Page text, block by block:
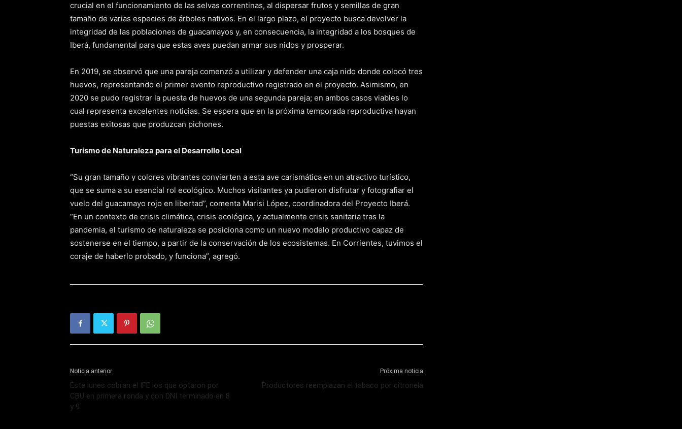
crucial en el funcionamiento de las selvas correntinas, al dispersar frutos y semillas de gran
tamaño de varias especies de árboles nativos. En el largo plazo, el proyecto busca devolver la
integridad de las poblaciones de guacamayos y, en consecuencia, la integridad a los bosques de
Iberá, fundamental para que estas aves puedan armar sus nidos y prosperar.
En 2019, se observó que una pareja comenzó a utilizar y defender una caja nido donde colocó tres
huevos, representando el primer evento reproductivo registrado en el proyecto. Asimismo, en
2020 se pudo registrar la puesta de huevos de una segunda pareja; en ambos casos viables lo
cual representa excelentes noticias. Se espera que en la próxima temporada reproductiva hayan
puestas exitosas que produzcan pichones.
Turismo de Naturaleza para el Desarrollo Local
“Su gran tamaño y colores vibrantes convierten a esta ave carismática en un atractivo turístico,
que se suma a su esencial rol ecológico. Muchos visitantes ya pudieron disfrutar y fotografiar el
vuelo del guacamayo rojo en libertad”, comenta Marisi López, coordinadora del Proyecto Iberá.
“En un contexto de crisis climática, crisis ecológica, y actualmente crisis sanitaria tras la
pandemia, el turismo de naturaleza se posiciona como un nuevo modelo productivo capaz de
sostenerse en el tiempo, a partir de la conservación de los ecosistemas. En Corrientes, tuvimos el
coraje de haberlo probado, y funciona”, agregó.
Noticia anterior
Este lunes cobran el IFE los que optaron por
CBU en primera ronda y con DNI terminado en 8
y 9
Próxima noticia
Productores reemplazan el tabaco por citronela